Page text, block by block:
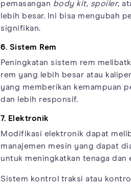
pemasangan body kit, spoiler,
lebih besar. Ini bisa mengubah
signifikan.
6. Sistem Rem
Peningkatan sistem rem
rem yang lebih besar atau
yang memberikan kemampuan
dan lebih responsif.
7. Elektronik
Modifikasi elektronik dapat
manajemen mesin yang dapat
untuk meningkatkan tenaga dan
Sistem kontrol traksi atau